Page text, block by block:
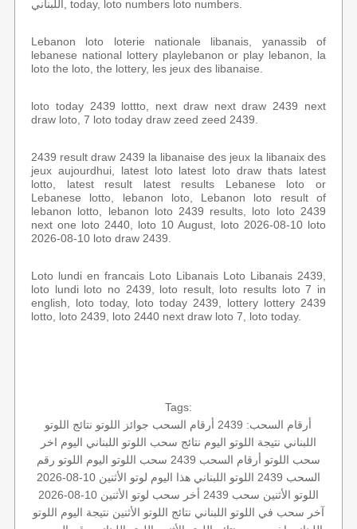
اللبناني, today, loto numbers loto numbers.
Lebanon loto loterie nationale libanais, yanassib of
lebanese national lottery playlebanon or play lebanon, la
loto the loto, the lottery, les jeux des libanaise.
loto today 2439 lottto, next draw next draw 2439 next
draw loto, 7 loto today draw zeed zeed 2439.
2439 result draw 2439 la libanaise des jeux la libanaix des
jeux aujourdhui, latest loto latest loto draw thats latest
lotto, latest result latest results Lebanese loto or
Lebanese lotto, lebanon loto, Lebanon loto result of
lebanon lotto, lebanon loto 2439 results, loto loto 2439
next one loto 2440, loto 10 August, loto 2026-08-10 loto
2026-08-10 loto draw 2439.
Loto lundi en francais Loto Libanais Loto Libanais 2439,
loto lundi loto no 2439, loto result, loto results loto 7 in
english, loto today, loto today 2439, lottery lottery 2439
lotto, loto 2439, loto 2440 next draw loto 7, loto today.
Tags:
أرقام السحب: 2439
أرقام السحب جوائز اللوتو نتائج اللوتو
اللبناني نتيجة اللوتو اليوم نتائج سحب اللوتو اللبناني اليوم اخر
سحب اللوتو أرقام السحب 2439 سحب اللوتو اليوم اللوتو رقم
السحب 2439
اللوتو اللبناني هذا اليوم لوتو الأثنين 10-08-2026
اللوتو الأثنين سحب 2439 أخر سحب لوتو الأثنين 10-08-2026
آخر سحب في اللوتو اللبناني نتائج اللوتو الأثنين نتيجة اليوم اللوتو